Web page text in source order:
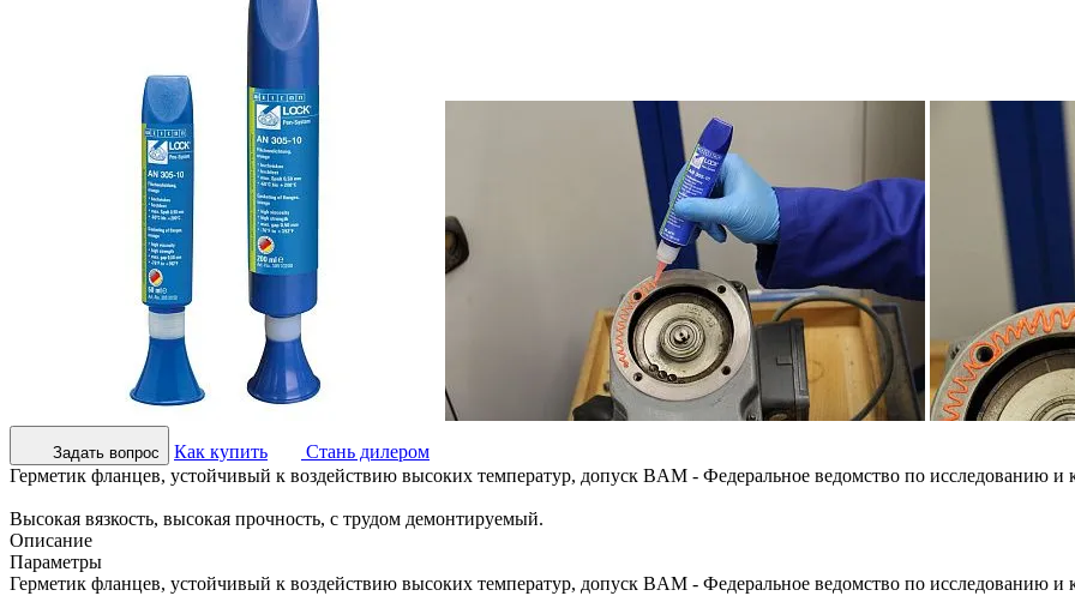
Задать вопрос Как купить
Стань дилером
Герметик фланцев, устойчивый к воздействию высоких температур, допуск BAM - Федеральное ведомство по исследованию и
Высокая вязкость, высокая прочность, с трудом демонтируемый.
Описание
Параметры
Герметик фланцев, устойчивый к воздействию высоких температур, допуск BAM - Федеральное ведомство по исследованию и